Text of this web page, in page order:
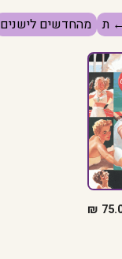
ת מהחדשים לישנים
₪